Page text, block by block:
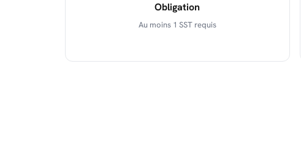
Obligation
Au moins 1 SST requis